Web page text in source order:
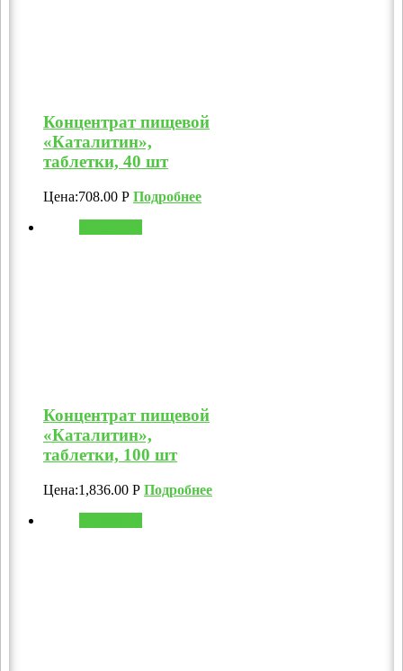
Концентрат пищевой
«Каталитин»,
таблетки, 40 шт
Цена:708.00 Р Подробнее
Концентрат пищевой
«Каталитин»,
таблетки, 100 шт
Цена:1,836.00 Р Подробнее